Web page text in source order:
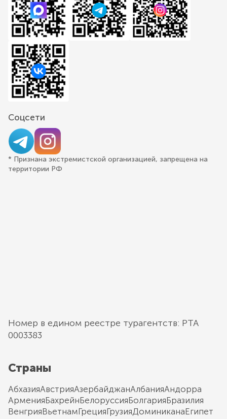
Соцсети
* Признана экстремистской организацией, запрещена на
территории РФ
Номер в едином реестре турагентств: РТА
0003383
Страны
АбхазияАвстрияАзербайджанАлбанияАндорра
АрменияБахрейнБелоруссияБолгарияБразилия
ВенгрияВьетнамГрецияГрузияДоминиканаЕгипет